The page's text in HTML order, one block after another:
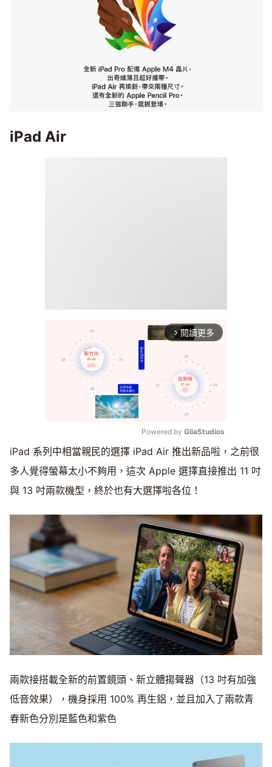
iPad Air
arrow_forward_ios 閱讀更多
Mute
Powered by GliaStudios
iPad 系列中相當親民的選擇 iPad Air 推出新品啦，之前很
多人覺得螢幕太小不夠用，這次 Apple 選擇直接推出 11 吋
與 13 吋兩款機型，終於也有大選擇啦各位！
兩款接搭載全新的前置鏡頭、新立體揚聲器（13 吋有加強
低音效果），機身採用 100% 再生鋁，並且加入了兩款青
春新色分別是藍色和紫色